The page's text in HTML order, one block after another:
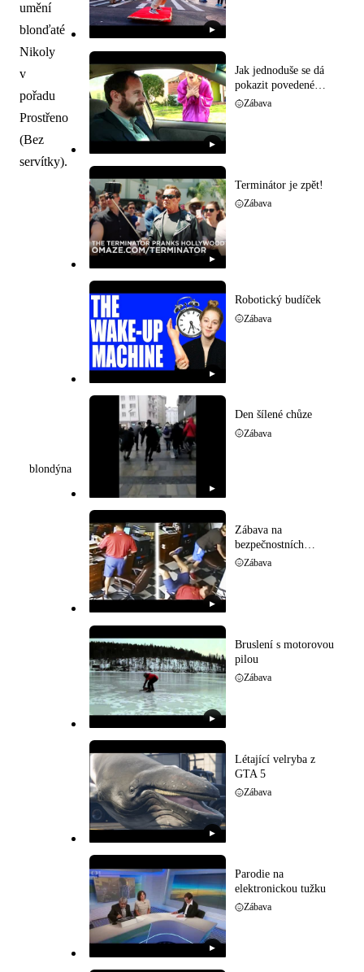
umění
blonďaté
Nikoly
v
pořadu
Prostřeno
(Bez
servítky).
blondýna
▶
▶
Jak jednoduše se dá
pokazit povedené
rande
Zábava
▶
Terminátor je zpět!
Zábava
▶
Robotický budíček
Zábava
▶
Den šílené chůze
Zábava
▶
Zábava na
bezpečnostních
kamerách
Zábava
▶
Bruslení s motorovou
pilou
Zábava
▶
Létající velryba z
GTA 5
Zábava
▶
Parodie na
elektronickou tužku
Zábava